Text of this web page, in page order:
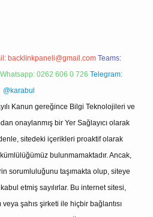
backlinkpaneli@gmail.com Teams:
Whatsapp: 0262 606 0 726 Telegram:
@karabul
Kanun gereğince Bilgi Teknolojileri ve
onaylanmış bir Yer Sağlayıcı olarak
sitedeki içerikleri proaktif olarak
bulunmamaktadır. Ancak,
sorumluluğunu taşımakta olup, siteye
etmiş sayılırlar. Bu internet sitesi,
şahıs şirketi ile hiçbir bağlantısı